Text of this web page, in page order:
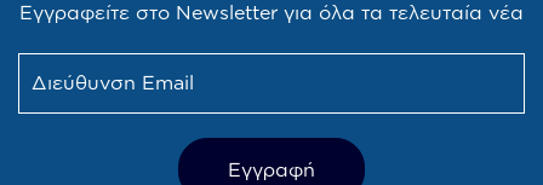
Εγγραφείτε στο Newsletter για όλα τα τελευταία νέα